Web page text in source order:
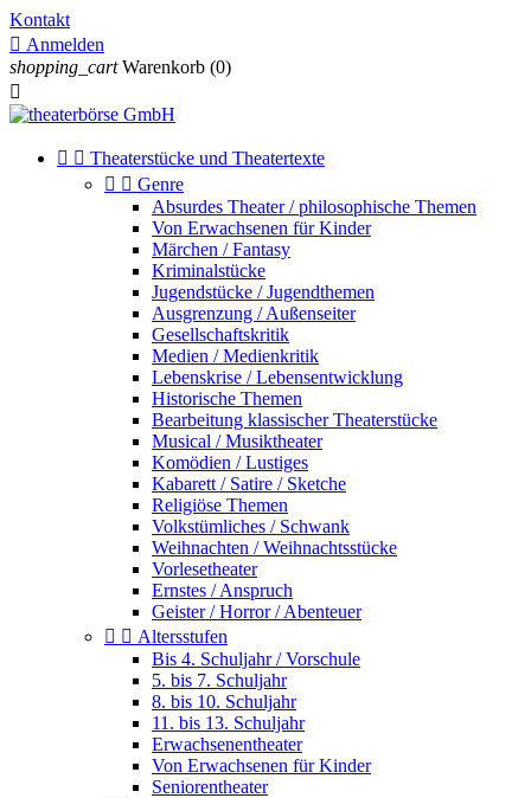
Kontakt
 Anmelden
shopping_cart Warenkorb (0)

  Theaterstücke und Theatertexte
  Genre
Absurdes Theater / philosophische Themen
Von Erwachsenen für Kinder
Märchen / Fantasy
Kriminalstücke
Jugendstücke / Jugendthemen
Ausgrenzung / Außenseiter
Gesellschaftskritik
Medien / Medienkritik
Lebenskrise / Lebensentwicklung
Historische Themen
Bearbeitung klassischer Theaterstücke
Musical / Musiktheater
Komödien / Lustiges
Kabarett / Satire / Sketche
Religiöse Themen
Volkstümliches / Schwank
Weihnachten / Weihnachtsstücke
Vorlesetheater
Ernstes / Anspruch
Geister / Horror / Abenteuer
  Altersstufen
Bis 4. Schuljahr / Vorschule
5. bis 7. Schuljahr
8. bis 10. Schuljahr
11. bis 13. Schuljahr
Erwachsenentheater
Von Erwachsenen für Kinder
Seniorentheater